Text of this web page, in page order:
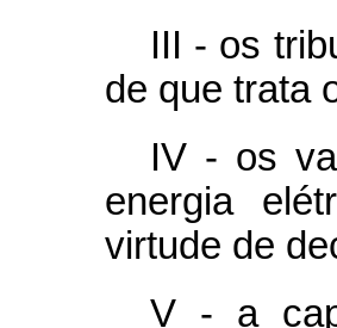
III - os
de que trata
IV - os
energia
virtude de
V - a